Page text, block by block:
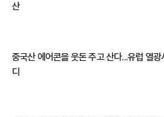
산
중국산 에어콘을 웃돈 주고 산다...유럽 열광
디